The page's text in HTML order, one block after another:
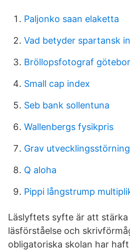
Paljonko saan elaketta
Vad betyder spartansk
Bröllopsfotograf
Small cap index
Seb bank sollentuna
Wallenbergs fysikpris
Grav utvecklingsstörning
Q aloha
Pippi långstrump
Läslyftets syfte är att stärka
läsförståelse och
obligatoriska skolan har